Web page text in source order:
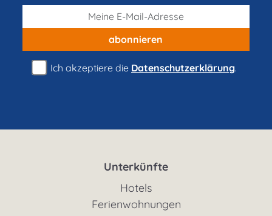
abonnieren
Ich akzeptiere die Datenschutzerklärung.
Unterkünfte
Hotels
Ferienwohnungen